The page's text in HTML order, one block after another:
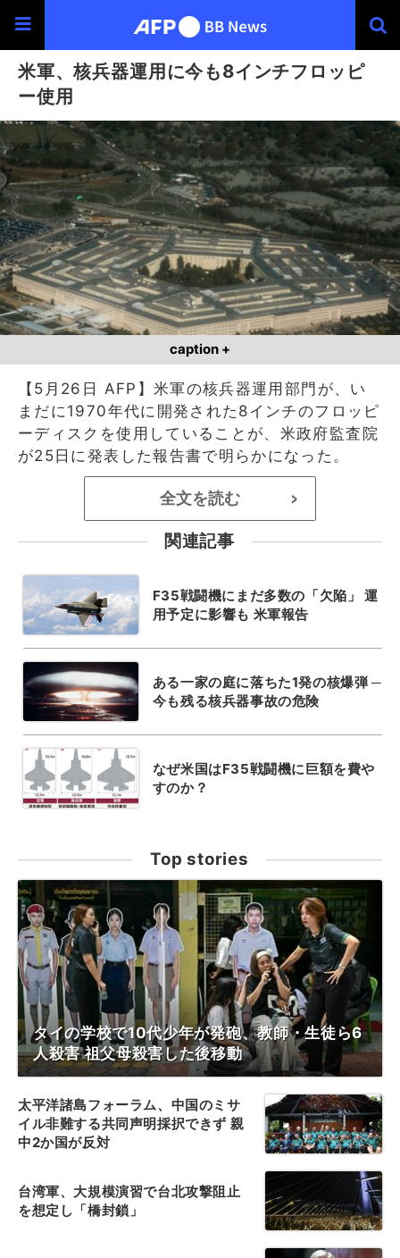
米軍、核兵器運用に今も8インチフロッピ
ー使用
caption +
【5月26日 AFP】米軍の核兵器運用部門が、い
まだに1970年代に開発された8インチのフロッピ
ーディスクを使用していることが、米政府監査院
が25日に発表した報告書で明らかになった。
全文を読む >
関連記事
F35戦闘機にまだ多数の「欠陥」 運
用予定に影響も 米軍報告
ある一家の庭に落ちた1発の核爆弾 ─
今も残る核兵器事故の危険
なぜ米国はF35戦闘機に巨額を費や
すのか？
Top stories
タイの学校で10代少年が発砲、教師・生徒ら6
人殺害 祖父母殺害した後移動
太平洋諸島フォーラム、中国のミサ
イル非難する共同声明採択できず 親
中2か国が反対
台湾軍、大規模演習で台北攻撃阻止
を想定し「橋封鎖」